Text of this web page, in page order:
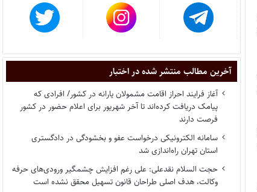
آخرین مطالب منتشر شده در اختبار
آغاز فرایند احراز اقامت مشمولان یارانه در کشور/ افرادی که
پیامک دریافت کرده‌اند تا آخر شهریور برای اعلام حضور در کشور
فرصت دارند
سامانه الکترونیکی درخواست عفو و بخشودگی در دادگستری
استان تهران راه‌اندازی شد
حجت السلام نقدعلی: علی رغم افزایش چشمگیر ورودی‌های حرفه
وکالت، هدف اصلی طراحان قانون تسهیل محقق نشده است